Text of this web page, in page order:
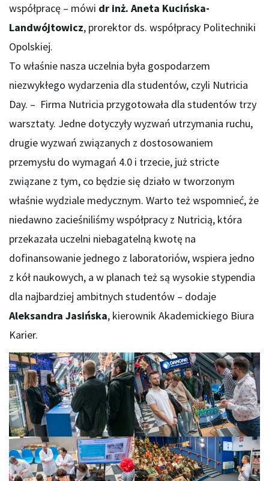
współpracę – mówi dr inż. Aneta Kucińska-
Landwójtowicz, prorektor ds. współpracy Politechniki
Opolskiej.
To właśnie nasza uczelnia była gospodarzem
niezwykłego wydarzenia dla studentów, czyli Nutricia
Day. – Firma Nutricia przygotowała dla studentów trzy
warsztaty. Jedne dotyczyły wyzwań utrzymania ruchu,
drugie wyzwań związanych z dostosowaniem
przemysłu do wymagań 4.0 i trzecie, już stricte
związane z tym, co będzie się działo w tworzonym
właśnie wydziale medycznym. Warto też wspomnieć, że
niedawno zacieśniliśmy współpracy z Nutricią, która
przekazała uczelni niebagatelną kwotę na
dofinansowanie jednego z laboratoriów, wspiera jedno
z kół naukowych, a w planach też są wysokie stypendia
dla najbardziej ambitnych studentów – dodaje
Aleksandra Jasińska, kierownik Akademickiego Biura
Karier.